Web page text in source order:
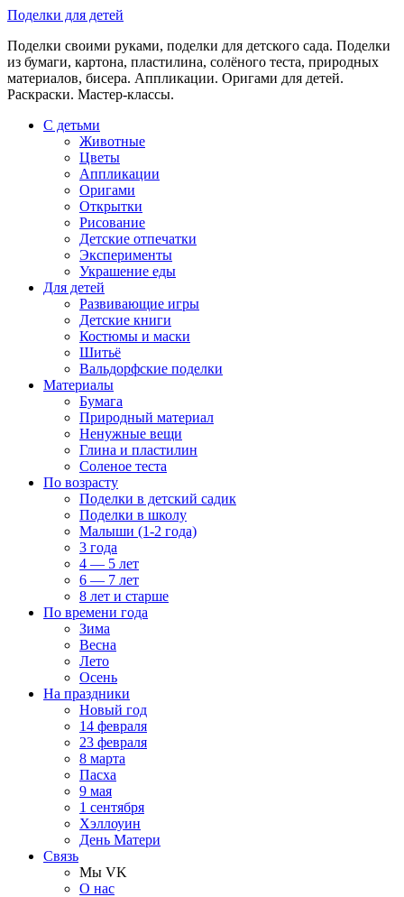
Skip
content
Поделки для детей
Поделки своими руками, поделки для детского сада. Поделки
из бумаги, картона, пластилина, солёного теста, природных
материалов, бисера. Аппликации. Оригами для детей.
Раскраски. Мастер-классы.
С детьми
Животные
Цветы
Аппликации
Оригами
Открытки
Рисование
Детские отпечатки
Эксперименты
Украшение еды
Для детей
Развивающие игры
Детские книги
Костюмы и маски
Шитьё
Вальдорфские поделки
Материалы
Бумага
Природный материал
Ненужные вещи
Глина и пластилин
Соленое теста
По возрасту
Поделки в детский садик
Поделки в школу
Малыши (1-2 года)
3 года
4 — 5 лет
6 — 7 лет
8 лет и старше
По времени года
Зима
Весна
Лето
Осень
На праздники
Новый год
14 февраля
23 февраля
8 марта
Пасха
9 мая
1 сентября
Хэллоуин
День Матери
Связь
Мы VK
О нас